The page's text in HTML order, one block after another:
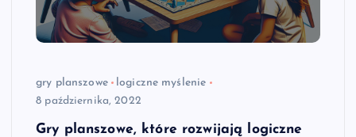
gry planszowe
logiczne myślenie
8 października, 2022
Gry planszowe, które rozwijają logiczne